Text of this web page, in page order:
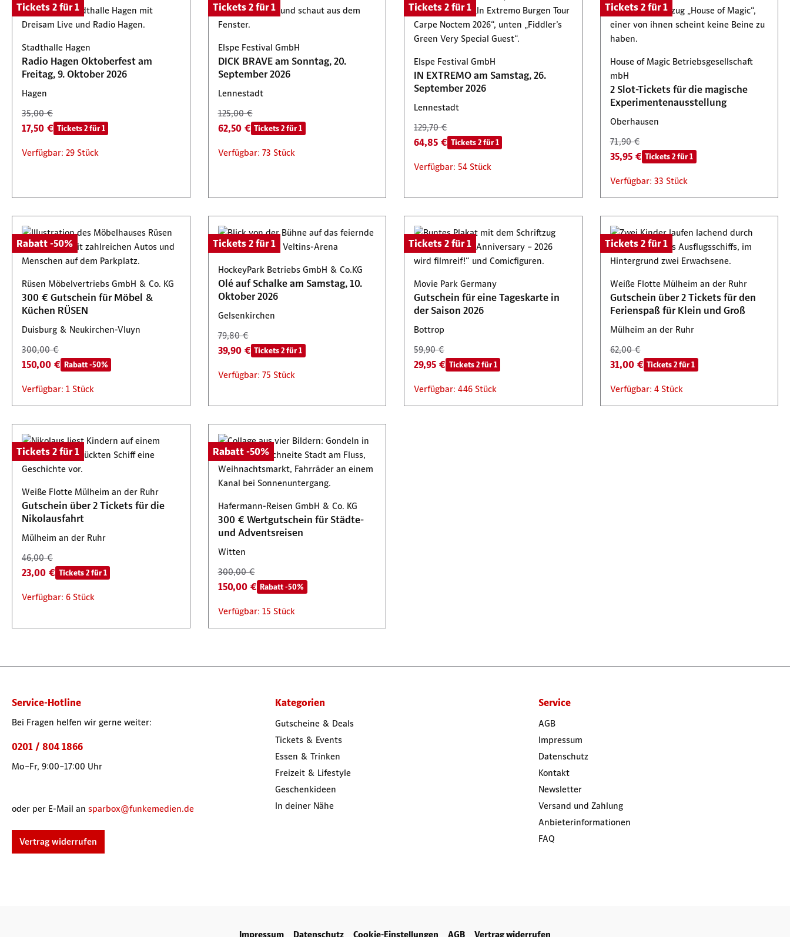
Tickets 2 für 1
Stadthalle Hagen
Radio Hagen Oktoberfest am
Freitag, 9. Oktober 2026
Hagen
35,00 €
17,50 € Tickets 2 für 1
Verfügbar: 29 Stück
Tickets 2 für 1
Elspe Festival GmbH
DICK BRAVE am Sonntag, 20.
September 2026
Lennestadt
125,00 €
62,50 € Tickets 2 für 1
Verfügbar: 73 Stück
Tickets 2 für 1
Elspe Festival GmbH
IN EXTREMO am Samstag, 26.
September 2026
Lennestadt
129,70 €
64,85 € Tickets 2 für 1
Verfügbar: 54 Stück
Tickets 2 für 1
House of Magic Betriebsgesellschaft
mbH
2 Slot-Tickets für die magische
Experimentenausstellung
Oberhausen
71,90 €
35,95 € Tickets 2 für 1
Verfügbar: 33 Stück
Rabatt -50%
Rüsen Möbelvertriebs GmbH & Co. KG
300 € Gutschein für Möbel &
Küchen RÜSEN
Duisburg & Neukirchen-Vluyn
300,00 €
150,00 € Rabatt -50%
Verfügbar: 1 Stück
Tickets 2 für 1
HockeyPark Betriebs GmbH & Co.KG
Olé auf Schalke am Samstag, 10.
Oktober 2026
Gelsenkirchen
79,80 €
39,90 € Tickets 2 für 1
Verfügbar: 75 Stück
Tickets 2 für 1
Movie Park Germany
Gutschein für eine Tageskarte in
der Saison 2026
Bottrop
59,90 €
29,95 € Tickets 2 für 1
Verfügbar: 446 Stück
Tickets 2 für 1
Weiße Flotte Mülheim an der Ruhr
Gutschein über 2 Tickets für den
Ferienspaß für Klein und Groß
Mülheim an der Ruhr
62,00 €
31,00 € Tickets 2 für 1
Verfügbar: 4 Stück
Tickets 2 für 1
Weiße Flotte Mülheim an der Ruhr
Gutschein über 2 Tickets für die
Nikolausfahrt
Mülheim an der Ruhr
46,00 €
23,00 € Tickets 2 für 1
Verfügbar: 6 Stück
Rabatt -50%
Hafermann-Reisen GmbH & Co. KG
300 € Wertgutschein für Städte-
und Adventsreisen
Witten
300,00 €
150,00 € Rabatt -50%
Verfügbar: 15 Stück
Service-Hotline
Bei Fragen helfen wir gerne weiter:
0201 / 804 1866
Mo–Fr, 9:00–17:00 Uhr
oder per E-Mail an sparbox@funkemedien.de
Vertrag widerrufen
Kategorien
Gutscheine & Deals
Tickets & Events
Essen & Trinken
Freizeit & Lifestyle
Geschenkideen
In deiner Nähe
Service
AGB
Impressum
Datenschutz
Kontakt
Newsletter
Versand und Zahlung
Anbieterinformationen
FAQ
Impressum Datenschutz Cookie-Einstellungen AGB Vertrag widerrufen